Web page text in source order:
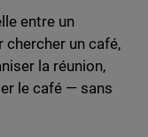
entre un
chercher un café,
la réunion,
le café — sans